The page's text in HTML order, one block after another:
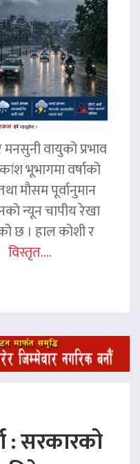
वायुको प्रभाव
भूभागमा वर्षाको
मौसम पूर्वानुमान
न्यून चापीय रेखा
छ । हाल कोशी र
विस्तृत....
: सरकारको